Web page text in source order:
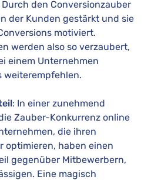
Durch den Conversionzauber
der Kunden gestärkt und sie
motiviert.
werden also so verzaubert,
einem Unternehmen
weiterempfehlen.
: In einer zunehmend
Zauber-Konkurrenz online
die ihren
optimieren, haben einen
gegenüber Mitbewerbern,
Eine magisch